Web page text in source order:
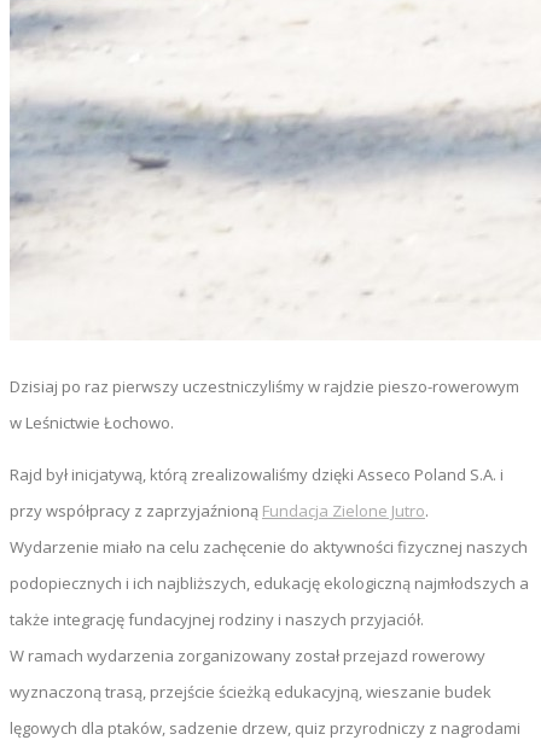
Dzisiaj po raz pierwszy uczestniczyliśmy w rajdzie pieszo-rowerowym
w Leśnictwie Łochowo.
Rajd był inicjatywą, którą zrealizowaliśmy dzięki Asseco Poland S.A. i
przy współpracy z zaprzyjaźnioną Fundacja Zielone Jutro.
Wydarzenie miało na celu zachęcenie do aktywności fizycznej naszych
podopiecznych i ich najbliższych, edukację ekologiczną najmłodszych a
także integrację fundacyjnej rodziny i naszych przyjaciół.
W ramach wydarzenia zorganizowany został przejazd rowerowy
wyznaczoną trasą, przejście ścieżką edukacyjną, wieszanie budek
lęgowych dla ptaków, sadzenie drzew, quiz przyrodniczy z nagrodami